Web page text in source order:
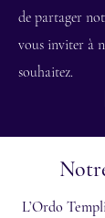
de partager
vous inviter à
souhaitez.
L’Ordo